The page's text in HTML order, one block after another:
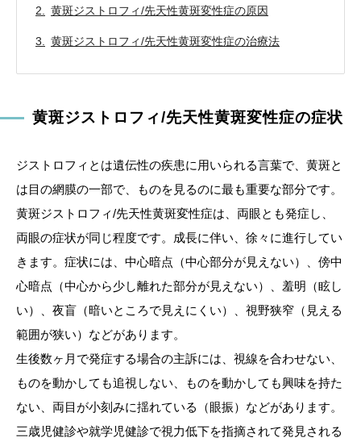
黄斑ジストロフィ/先天性黄斑変性症の原因
黄斑ジストロフィ/先天性黄斑変性症の治療法
黄斑ジストロフィ/先天性黄斑変性症の症状
ジストロフィとは遺伝性の疾患に用いられる言葉で、黄斑と
は目の網膜の一部で、ものを見るのに最も重要な部分です。
黄斑ジストロフィ/先天性黄斑変性症は、両眼とも発症し、
両眼の症状が同じ程度です。成長に伴い、徐々に進行してい
きます。症状には、中心暗点（中心部分が見えない）、傍中
心暗点（中心から少し離れた部分が見えない）、羞明（眩し
い）、夜盲（暗いところで見えにくい）、視野狭窄（見える
範囲が狭い）などがあります。
生後数ヶ月で発症する場合の主訴には、視線を合わせない、
ものを動かしても追視しない、ものを動かしても興味を持た
ない、両目が小刻みに揺れている（眼振）などがあります。
三歳児健診や就学児健診で視力低下を指摘されて発見される